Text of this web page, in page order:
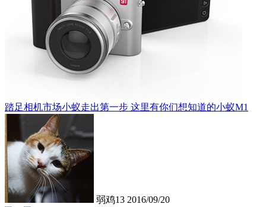
踏足相机市场小蚁走出第一步 这里有你们想知道的小蚁M1
弱鸡13 2016/09/20